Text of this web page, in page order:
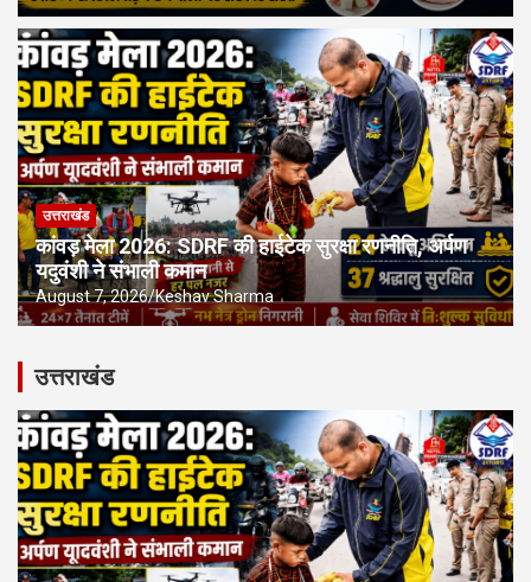
उत्तराखंड
कांवड़ मेला 2026: SDRF की हाईटेक सुरक्षा रणनीति, अर्पण
यदुवंशी ने संभाली कमान
August 7, 2026 Keshav Sharma
उत्तराखंड